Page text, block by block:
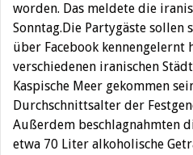
worden. Das meldete die
Sonntag.Die Partygäste sollen
über Facebook kennengelernt
verschiedenen iranischen
Kaspische Meer gekommen
Durchschnittsalter der
Außerdem beschlagnahmten
etwa 70 Liter alkoholische